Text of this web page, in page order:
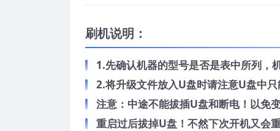
刷机说明：
1.先确认机器的型号是否是表中所列，
2.将升级文件放入U盘时请注意U盘中
注意：中途不能拔插U盘和断电！以免变
重启过后拔掉U盘！不然下次开机又会重